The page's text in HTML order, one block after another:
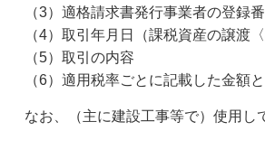
（3）適格請求書発行事業者の登録
（4）取引年月日（課税資産の譲渡
（5）取引の内容
（6）適用税率ごとに記載した金額
なお、（主に建設工事等で）使用し